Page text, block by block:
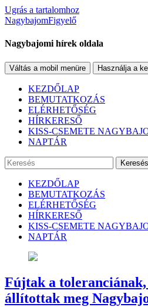
Ugrás a tartalomhoz
NagybajomFigyelő
Nagybajomi hírek oldala
Váltás a mobil menüre Használja a
KEZDŐLAP
BEMUTATKOZÁS
ELÉRHETŐSÉG
HÍRKERESŐ
KISS-CSEMETE
NAPTÁR
Keresés
KEZDŐLAP
BEMUTATKOZÁS
ELÉRHETŐSÉG
HÍRKERESŐ
KISS-CSEMETE
NAPTÁR
Fújtak a
állítottak meg